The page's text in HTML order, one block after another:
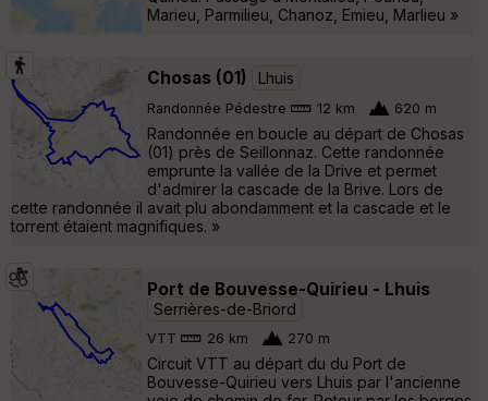
Marieu, Parmilieu, Chanoz, Emieu, Marlieu »
Chosas (01) Lhuis
Randonnée Pédestre 12 km 620 m
Randonnée en boucle au départ de Chosas
(01) près de Seillonnaz. Cette randonnée
emprunte la vallée de la Drive et permet
d'admirer la cascade de la Brive. Lors de
cette randonnée il avait plu abondamment et la cascade et le
torrent étaient magnifiques. »
Port de Bouvesse-Quirieu - Lhuis
Serrières-de-Briord
VTT 26 km 270 m
Circuit VTT au départ du du Port de
Bouvesse-Quirieu vers Lhuis par l'ancienne